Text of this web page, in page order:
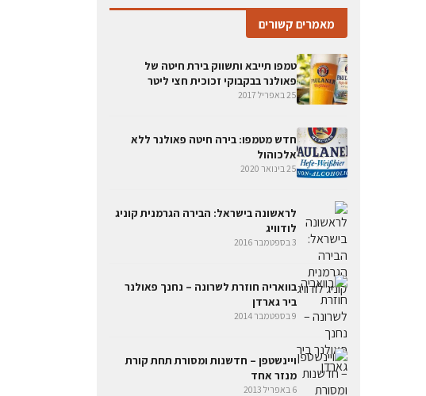
מאמרים קשורים
טמפו תייבא ותשווק בירת חיטה של
פאולנר בבקבוקי זכוכית חצי ליטר
25 באפריל 2017
חדש מטמפו: בירה חיטה פאולנר ללא
אלכוהול
25 בינואר 2020
לראשונה בישראל: הבירה הגרמנית קוניג
לודוויג
3 בספטמבר 2016
בוואריה חוזרת לשרונה – נחנך פאולנר
ביר גארדן
9 בספטמבר 2014
ויינשטפן – חדשנות ומסורת תחת קורת
מנזר אחד
6 באפריל 2013